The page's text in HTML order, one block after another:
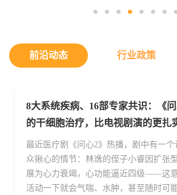
前沿动态 行业政策
8大系统疾病、16部专家共识：《
的干细胞治疗，比电视剧演的更扎
最近医疗剧《问心2》热播，剧中有一个
众揪心的情节：林逸的侄子小睿因扩张
展为心力衰竭，心功能逼近四级——这
活动一下就会气喘、水肿，甚至随时可
国家卫健委科教司就《生物医学新
研究和临床转化应用管理条例》贯
作进行说明
2025年9月，国务院审议通过《生物医学
床研究和临床转化应用管理条例》（以
例》），将于今年5月1日起施行。这是
于生物医学新技术临床研究和临床转化